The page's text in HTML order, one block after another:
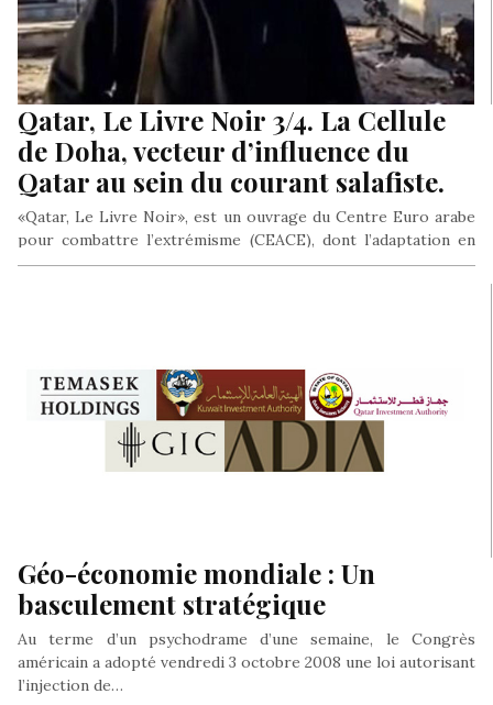
Qatar, Le Livre Noir 3/4. La Cellule
de Doha, vecteur d’influence du
Qatar au sein du courant salafiste.
«Qatar, Le Livre Noir», est un ouvrage du Centre Euro arabe
pour combattre l’extrémisme (CEACE), dont l’adaptation en
version française…
Géo-économie mondiale : Un
basculement stratégique
Au terme d’un psychodrame d’une semaine, le Congrès
américain a adopté vendredi 3 octobre 2008 une loi autorisant
l’injection de…